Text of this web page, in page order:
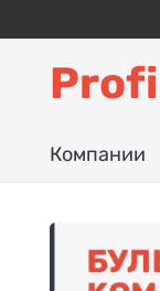
Profi
Компании